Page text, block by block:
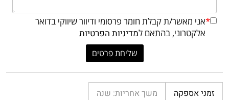
*אני מאשר/ת קבלת חומר פרסומי ודיוור שיווקי בדואר
אלקטרוני, בהתאם למדיניות הפרטיות
זמני אספקה משך אחריות: שנה